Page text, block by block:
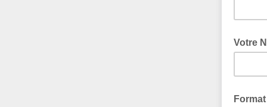
Votre